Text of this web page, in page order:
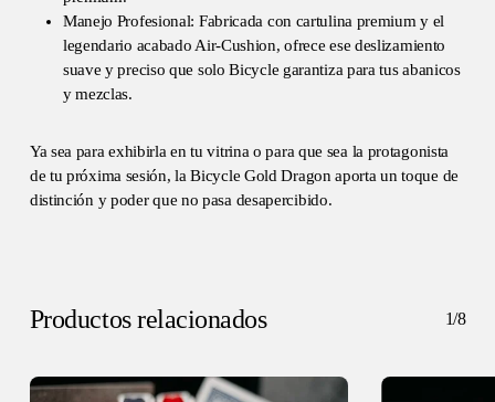
Manejo Profesional: Fabricada con cartulina premium y el
legendario acabado Air-Cushion, ofrece ese deslizamiento
suave y preciso que solo Bicycle garantiza para tus abanicos
y mezclas.
Ya sea para exhibirla en tu vitrina o para que sea la protagonista
de tu próxima sesión, la Bicycle Gold Dragon aporta un toque de
distinción y poder que no pasa desapercibido.
Productos relacionados 1/8